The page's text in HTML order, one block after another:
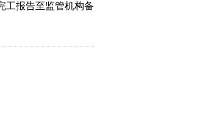
工报告至监管机构备